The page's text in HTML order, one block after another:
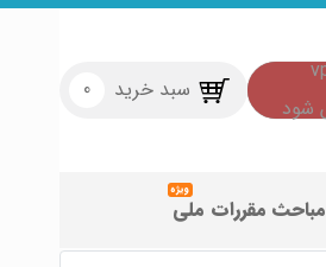
سبد خرید 0
مباحث مقررات ملی